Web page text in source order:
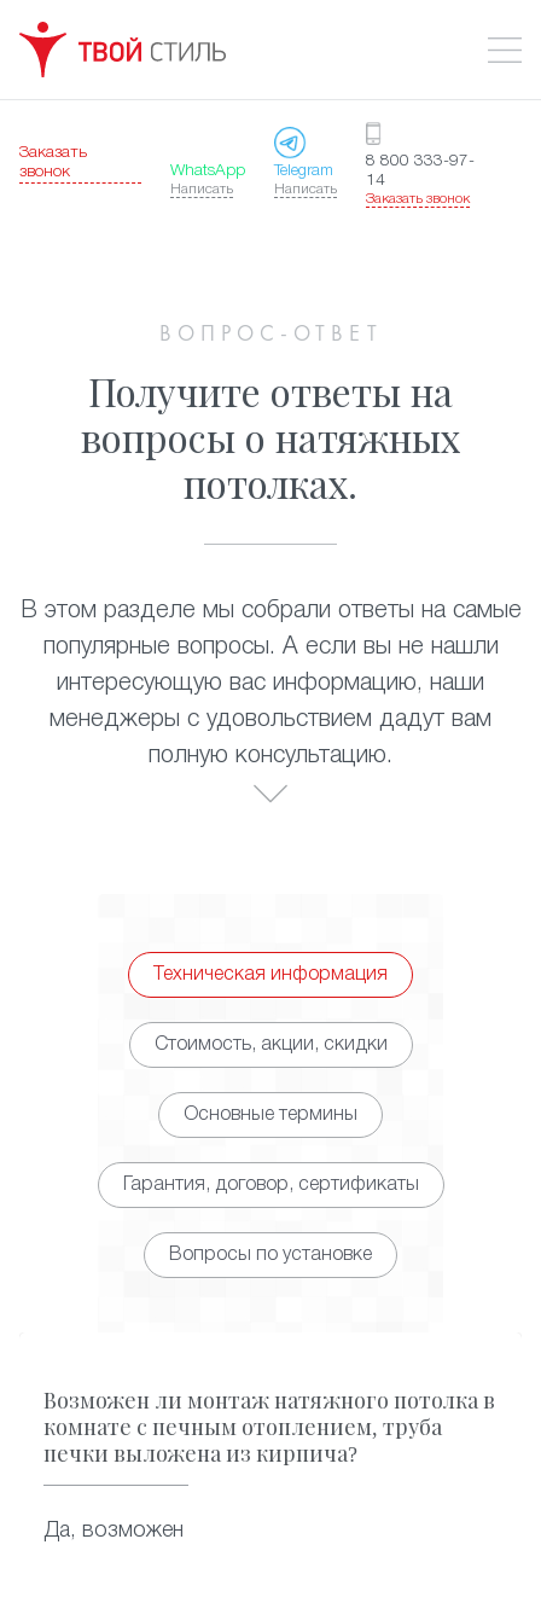
Заказать
звонок
WhatsApp
Написать
Telegram
Написать
8 800 333-97-
14
Заказать звонок
ВОПРОС-ОТВЕТ
Получите ответы на
вопросы о натяжных
потолках.
В этом разделе мы собрали ответы на самые
популярные вопросы. А если вы не нашли
интересующую вас информацию, наши
менеджеры с удовольствием дадут вам
полную консультацию.
Техническая информация
Стоимость, акции, скидки
Основные термины
Гарантия, договор, сертификаты
Вопросы по установке
Возможен ли монтаж натяжного потолка в
комнате с печным отоплением, труба
печки выложена из кирпича?
Да, возможен